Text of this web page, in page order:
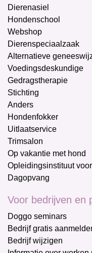
Dierenasiel
Hondenschool
Webshop
Dierenspeciaalzaak
Alternatieve
Voedingsdeskundige
Gedragstherapie
Stichting
Anders
Hondenfokker
Uitlaatservice
Trimsalon
Op vakantie met hond
Opleidingsinstituut
Dagopvang
Voor bedrijven en
Doggo seminars
Bedrijf gratis
Bedrijf wijzigen